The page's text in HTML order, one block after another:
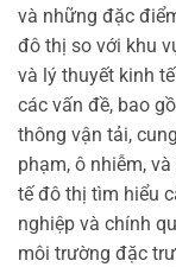
và những đặc
đô thị so với khu
và lý thuyết kinh
các vấn đề, bao
thông vận tải,
phạm, ô nhiễm,
tế đô thị tìm hiểu
nghiệp và chính
môi trường đặc